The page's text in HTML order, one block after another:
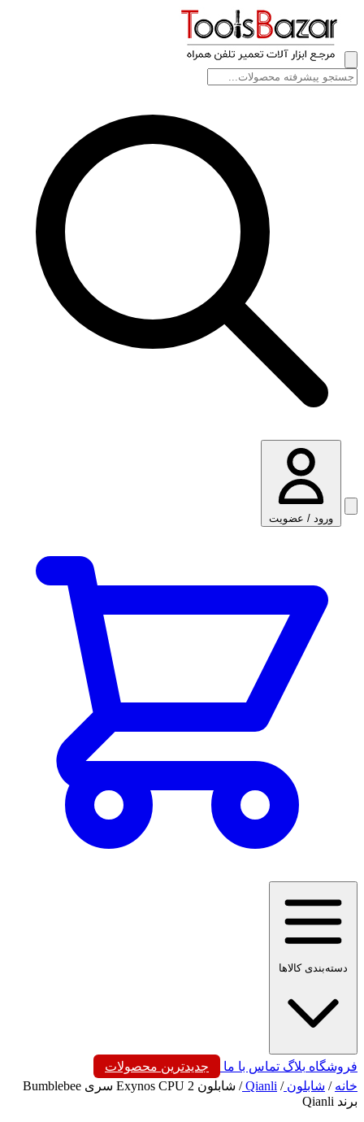
ورود / عضویت
دسته‌بندی کالاها
فروشگاه بلاگ تماس با ما
جدیدترین محصولات
خانه / شابلون/
Qianli
/
شابلون Exynos CPU 2 سری Bumblebee
برند Qianli